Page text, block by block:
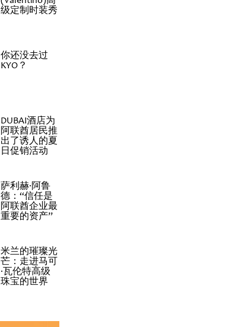
级定制时装秀
你还没去过
KYO？
DUBAI酒店为
阿联酋居民推
出了诱人的夏
日促销活动
萨利赫·阿鲁
德：“信任是
阿联酋企业最
重要的资产”
米兰的璀璨光
芒：走进马可
·瓦伦特高级
珠宝的世界